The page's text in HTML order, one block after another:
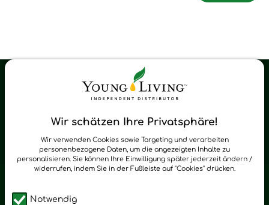
Wir schätzen Ihre Privatsphäre!
Wir verwenden Cookies sowie Targeting und verarbeiten
personenbezogene Daten, um die angezeigten Inhalte zu
personalisieren. Sie können Ihre Einwilligung später jederzeit ändern /
widerrufen, indem Sie in der Fußleiste auf "Cookies" drücken.
Notwendig
Young Living Shop-Oil Newsletter
zum Newsletter anmelden